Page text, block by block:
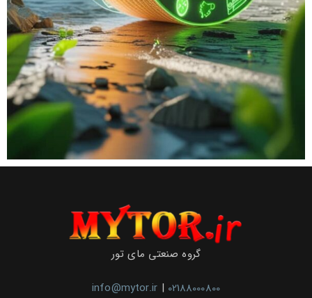
گروه صنعتی مای تور
info@mytor.ir | 02188000800